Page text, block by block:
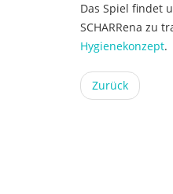
Das Spiel findet
SCHARRena zu
Hygienekonzept.
Zurück